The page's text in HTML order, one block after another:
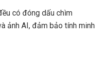
có đóng dấu chìm
ảnh AI, đảm bảo tính minh